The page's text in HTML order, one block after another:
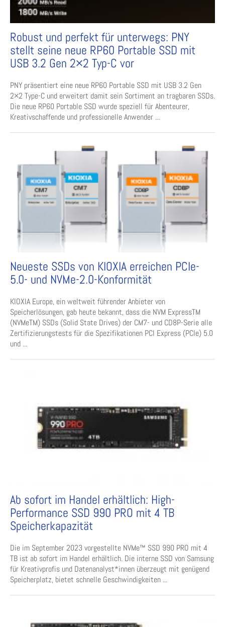
Robust und perfekt für unterwegs: PNY
stellt seine neue RP60 Portable SSD mit
USB 3.2 Gen 2×2 Typ-C vor
PNY präsentiert eine neue RP60 Portable SSD mit USB 3.2 Gen
2×2 Type-C und erweitert damit sein Sortiment an tragbaren SSDs.
Die neue RP60 Portable SSD wurde speziell für Abenteurer,
Kreativschaffende und professionelle Anwender ...
Neueste SSDs von KIOXIA erreichen PCIe-
5.0- und NVMe-2.0-Konformität
KIOXIA Europe, ein weltweit führender Anbieter von
Speicherlösungen, gab heute bekannt, dass die NVM ExpressTM
(NVMeTM) SSDs (Solid State Drives) der CM7- und CD8P-Serie alle
Zertifizierungstests für die Spezifikationen PCI Express (PCIe) 5.0
und ...
Ab sofort im Handel erhältlich: High-
Performance SSD 990 PRO mit 4 TB
Speicherkapazität
Die im September 2023 vorgestellte NVMe™ SSD 990 PRO mit 4
TB ist ab sofort im Handel erhältlich. Die interne SSD von Samsung
für Kreativprofis und Datenanalyst*innen überzeugt mit genügend
Speicherplatz, bietet schnelle Geschwindigkeiten ...